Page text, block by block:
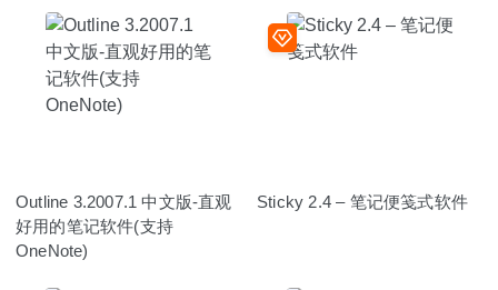
Outline 3.2007.1 中文版-直观
好用的笔记软件(支持
OneNote)
Sticky 2.4 – 笔记便笺式软件